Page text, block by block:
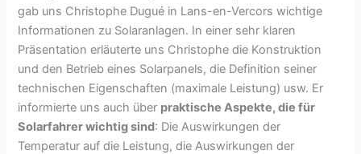
gab uns Christophe Dugué in Lans-en-Vercors wichtige
Informationen zu Solaranlagen. In einer sehr klaren
Präsentation erläuterte uns Christophe die Konstruktion
und den Betrieb eines Solarpanels, die Definition seiner
technischen Eigenschaften (maximale Leistung) usw. Er
informierte uns auch über praktische Aspekte, die für
Solarfahrer wichtig sind: Die Auswirkungen der
Temperatur auf die Leistung, die Auswirkungen der